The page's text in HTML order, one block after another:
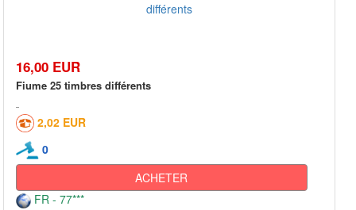
16,00 EUR
Fiume 25 timbres différents
2,02 EUR
0
ACHETER
FR - 77***